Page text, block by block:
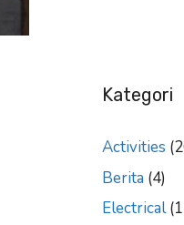
Kategori
Activities
Berita (4)
Electrical